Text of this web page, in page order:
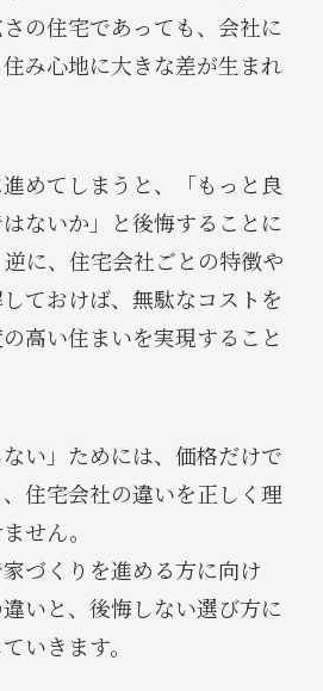
の住宅であっても、会社に
み心地に大きな差が生まれ
めてしまうと、「もっと良
ないか」と後悔することに
に、住宅会社ごとの特徴や
ておけば、無駄なコストを
高い住まいを実現すること
い」ためには、価格だけで
住宅会社の違いを正しく理
せん。
づくりを進める方に向け
いと、後悔しない選び方に
いきます。